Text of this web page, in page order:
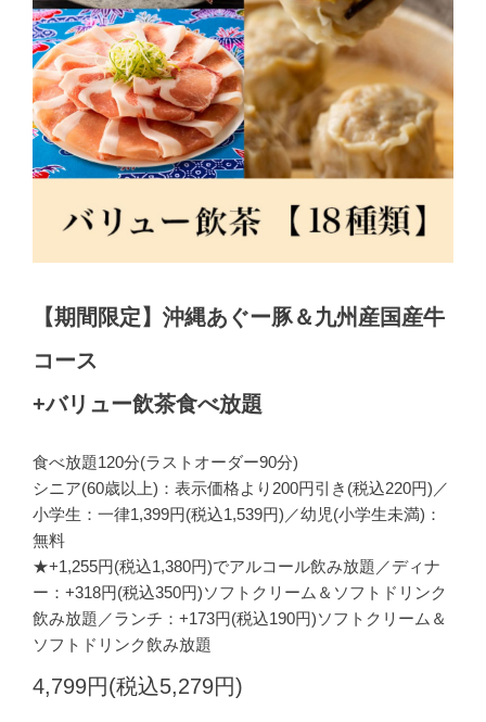
【期間限定】沖縄あぐー豚＆九州産国産牛
コース
+バリュー飲茶食べ放題
食べ放題120分(ラストオーダー90分)
シニア(60歳以上)：表示価格より200円引き(税込220円)／
小学生：一律1,399円(税込1,539円)／幼児(小学生未満)：
無料
★+1,255円(税込1,380円)でアルコール飲み放題／ディナ
ー：+318円(税込350円)ソフトクリーム＆ソフトドリンク
飲み放題／ランチ：+173円(税込190円)ソフトクリーム＆
ソフトドリンク飲み放題
4,799円(税込5,279円)